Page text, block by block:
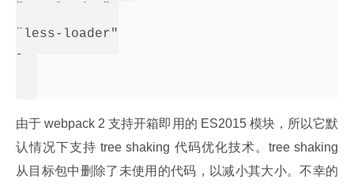
"less-loader"
由于 webpack 2 支持开箱即用的 ES2015 模块，所以它默
认情况下支持 tree shaking 代码优化技术。tree shaking
从目标包中删除了未使用的代码，以减小其大小。不幸的